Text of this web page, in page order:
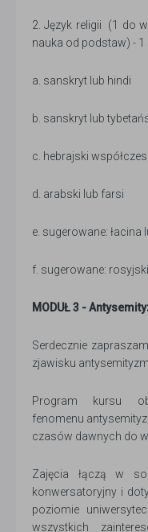
2. Język religii (1 do
nauka od podstaw) -
a. sanskryt lub hindi
b. sanskryt lub
c. hebrajski
d. arabski lub farsi
e. sugerowane: łacina
f. sugerowane:
MODUŁ 3 -
Serdecznie
zjawisku
Program kursu
fenomenu
czasów dawnych do
Zajęcia łączą w
konwersatoryjny i
poziomie
wszystkich